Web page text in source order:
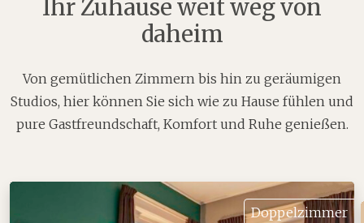
Ihr Zuhause weit weg von
daheim
Von gemütlichen Zimmern bis hin zu geräumigen
Studios, hier können Sie sich wie zu Hause fühlen und
pure Gastfreundschaft, Komfort und Ruhe genießen.
Doppelzimmer